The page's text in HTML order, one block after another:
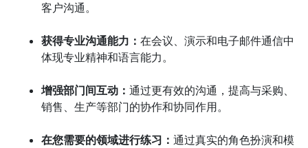
客户沟通。
获得专业沟通能力： 在会议、演示和电子邮件通信中
体现专业精神和语言能力。
增强部门间互动： 通过更有效的沟通，提高与采购、
销售、生产等部门的协作和协同作用。
在您需要的领域进行练习： 通过真实的角色扮演和模